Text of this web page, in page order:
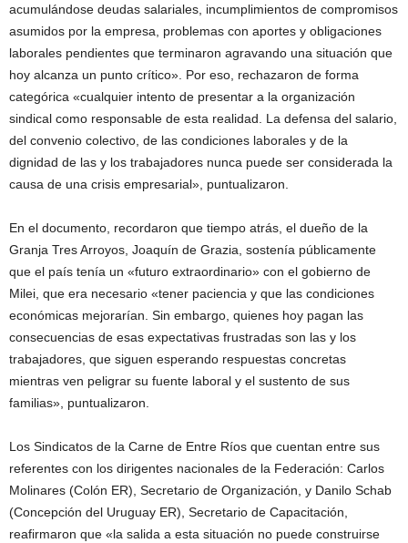
acumulándose deudas salariales, incumplimientos de compromisos
asumidos por la empresa, problemas con aportes y obligaciones
laborales pendientes que terminaron agravando una situación que
hoy alcanza un punto crítico». Por eso, rechazaron de forma
categórica «cualquier intento de presentar a la organización
sindical como responsable de esta realidad. La defensa del salario,
del convenio colectivo, de las condiciones laborales y de la
dignidad de las y los trabajadores nunca puede ser considerada la
causa de una crisis empresarial», puntualizaron.
En el documento, recordaron que tiempo atrás, el dueño de la
Granja Tres Arroyos, Joaquín de Grazia, sostenía públicamente
que el país tenía un «futuro extraordinario» con el gobierno de
Milei, que era necesario «tener paciencia y que las condiciones
económicas mejorarían. Sin embargo, quienes hoy pagan las
consecuencias de esas expectativas frustradas son las y los
trabajadores, que siguen esperando respuestas concretas
mientras ven peligrar su fuente laboral y el sustento de sus
familias», puntualizaron.
Los Sindicatos de la Carne de Entre Ríos que cuentan entre sus
referentes con los dirigentes nacionales de la Federación: Carlos
Molinares (Colón ER), Secretario de Organización, y Danilo Schab
(Concepción del Uruguay ER), Secretario de Capacitación,
reafirmaron que «la salida a esta situación no puede construirse